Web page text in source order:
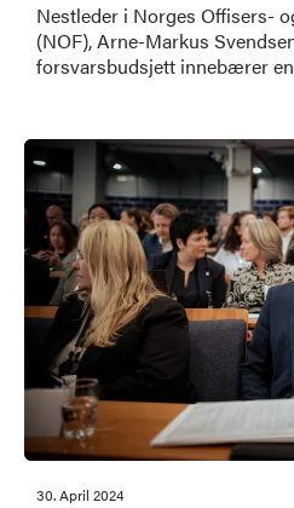
Nestleder i Norges Offisers-
(NOF), Arne-Markus
forsvarsbudsjett innebærer
at satsingen ikke står i stil
30. April 2024